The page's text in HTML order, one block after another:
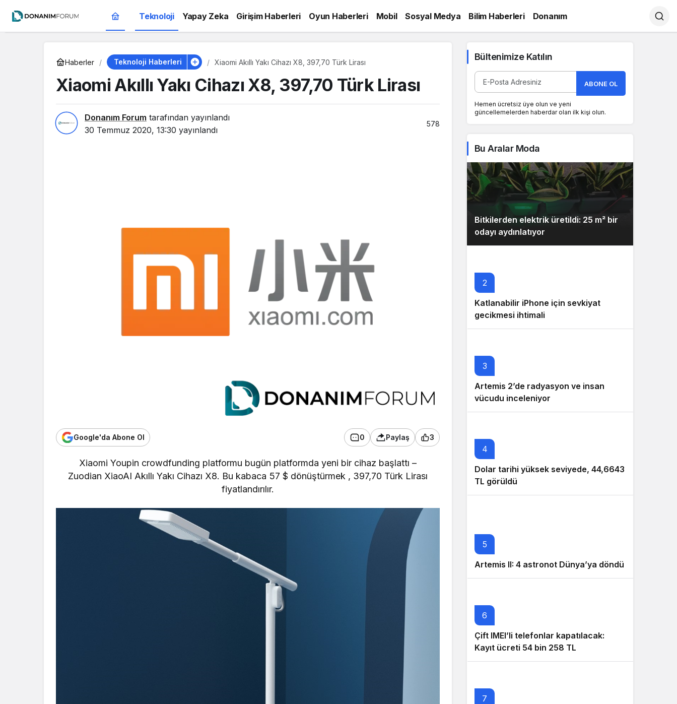
Teknoloji Yapay Zeka Girişim Haberleri Oyun Haberleri Mobil Sosyal Medya Bilim Haberleri Donanım
Haberler Teknoloji Haberleri Xiaomi Akıllı Yakı Cihazı X8, 397,70 Türk Lirası
Xiaomi Akıllı Yakı Cihazı X8, 397,70 Türk Lirası
Donanım Forum tarafından yayınlandı
30 Temmuz 2020, 13:30 yayınlandı
578
Google'da Abone Ol 0 Paylaş 3
Xiaomi Youpin crowdfunding platformu bugün platformda yeni bir cihaz başlattı –
Zuodian XiaoAI Akıllı Yakı Cihazı X8. Bu kabaca 57 $ dönüştürmek , 397,70 Türk Lirası
fiyatlandırılır.
Bültenimize Katılın
ABONE OL
Hemen ücretsiz üye olun ve yeni
güncellemelerden haberdar olan ilk kişi olun.
Bu Aralar Moda
Bitkilerden elektrik üretildi: 25 m² bir
odayı aydınlatıyor
2
Katlanabilir iPhone için sevkiyat
gecikmesi ihtimali
3
Artemis 2’de radyasyon ve insan
vücudu inceleniyor
4
Dolar tarihi yüksek seviyede, 44,6643
TL görüldü
5
Artemis II: 4 astronot Dünya’ya döndü
6
Çift IMEI’li telefonlar kapatılacak:
Kayıt ücreti 54 bin 258 TL
7